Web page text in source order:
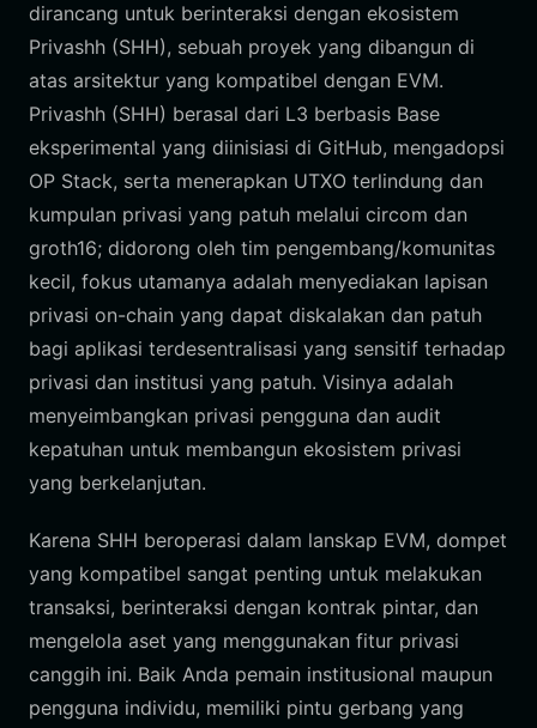
dirancang untuk berinteraksi dengan ekosistem
Privashh (SHH), sebuah proyek yang dibangun di
atas arsitektur yang kompatibel dengan EVM.
Privashh (SHH) berasal dari L3 berbasis Base
eksperimental yang diinisiasi di GitHub, mengadopsi
OP Stack, serta menerapkan UTXO terlindung dan
kumpulan privasi yang patuh melalui circom dan
groth16; didorong oleh tim pengembang/komunitas
kecil, fokus utamanya adalah menyediakan lapisan
privasi on-chain yang dapat diskalakan dan patuh
bagi aplikasi terdesentralisasi yang sensitif terhadap
privasi dan institusi yang patuh. Visinya adalah
menyeimbangkan privasi pengguna dan audit
kepatuhan untuk membangun ekosistem privasi
yang berkelanjutan.
Karena SHH beroperasi dalam lanskap EVM, dompet
yang kompatibel sangat penting untuk melakukan
transaksi, berinteraksi dengan kontrak pintar, dan
mengelola aset yang menggunakan fitur privasi
canggih ini. Baik Anda pemain institusional maupun
pengguna individu, memiliki pintu gerbang yang